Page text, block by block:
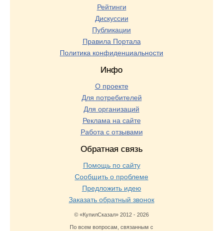
Рейтинги
Дискуссии
Публикации
Правила Портала
Политика конфиденциальности
Инфо
О проекте
Для потребителей
Для организаций
Реклама на сайте
Работа с отзывами
Обратная связь
Помощь по сайту
Сообщить о проблеме
Предложить идею
Заказать обратный звонок
© «КупилСказал» 2012 - 2026
По всем вопросам, связанным с